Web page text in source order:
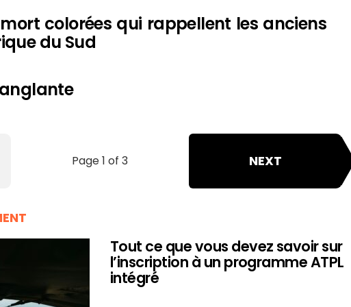
colorées qui rappellent les anciens
du Sud
Page 1 of 3 NEXT
Tout ce que vous devez savoir sur
l’inscription à un programme ATPL
intégré